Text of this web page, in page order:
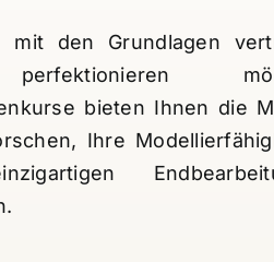
mit den Grundlagen
bieten Ihnen die
Ihre